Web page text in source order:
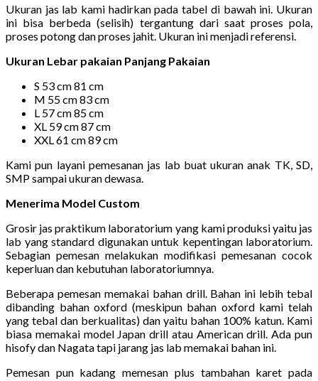
Ukuran jas lab kami hadirkan pada tabel di bawah ini. Ukuran
ini bisa berbeda (selisih) tergantung dari saat proses pola,
proses potong dan proses jahit. Ukuran ini menjadi referensi.
Ukuran Lebar pakaian Panjang Pakaian
S 53 cm 81 cm
M 55 cm 83 cm
L 57 cm 85 cm
XL 59 cm 87 cm
XXL 61 cm 89 cm
Kami pun layani pemesanan jas lab buat ukuran anak TK, SD,
SMP sampai ukuran dewasa.
Menerima Model Custom
Grosir jas praktikum laboratorium yang kami produksi yaitu jas
lab yang standard digunakan untuk kepentingan laboratorium.
Sebagian pemesan melakukan modifikasi pemesanan cocok
keperluan dan kebutuhan laboratoriumnya.
Beberapa pemesan memakai bahan drill. Bahan ini lebih tebal
dibanding bahan oxford (meskipun bahan oxford kami telah
yang tebal dan berkualitas) dan yaitu bahan 100% katun. Kami
biasa memakai model Japan drill atau American drill. Ada pun
hisofy dan Nagata tapi jarang jas lab memakai bahan ini.
Pemesan pun kadang memesan plus tambahan karet pada